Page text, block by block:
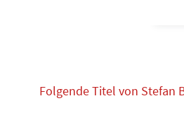
Folgende Titel von Stefan